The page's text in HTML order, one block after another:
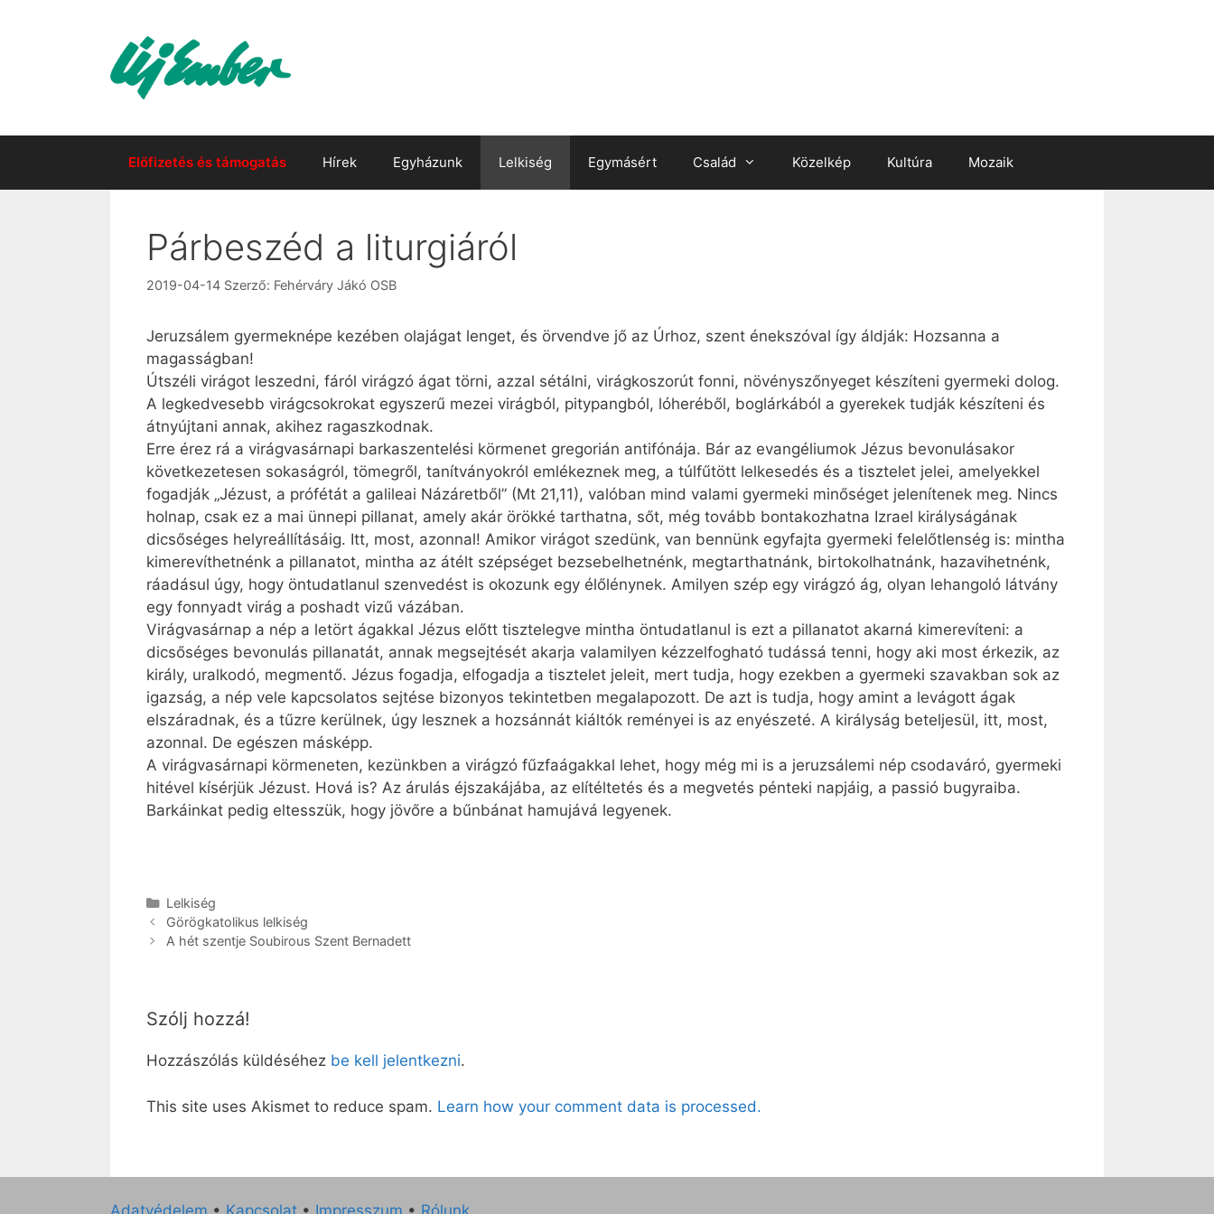
Előfizetés és támogatás Hírek Egyházunk Lelkiség Egymásért Család Közelkép Kultúra Mozaik
Párbeszéd a liturgiáról
2019-04-14 Szerző: Fehérváry Jákó OSB
Jeruzsálem gyermeknépe kezében olajágat lenget, és örvendve jő az Úrhoz, szent énekszóval így áldják: Hozsanna a
magasságban!
Útszéli virágot leszedni, fáról virágzó ágat törni, azzal sétálni, virágkoszorút fonni, növényszőnyeget készíteni gyermeki dolog.
A legkedvesebb virágcsokrokat egyszerű mezei virágból, pitypangból, lóheréből, boglárkából a gyerekek tudják készíteni és
átnyújtani annak, akihez ragaszkodnak.
Erre érez rá a virágvasárnapi barkaszentelési körmenet gregorián antifónája. Bár az evangéliumok Jézus bevonulásakor
következetesen sokaságról, tömegről, tanítványokról emlékeznek meg, a túlfűtött lelkesedés és a tisztelet jelei, amelyekkel
fogadják „Jézust, a prófétát a galileai Názáretből” (Mt 21,11), valóban mind valami gyermeki minőséget jelenítenek meg. Nincs
holnap, csak ez a mai ünnepi pillanat, amely akár örökké tarthatna, sőt, még tovább bontakozhatna Izrael királyságának
dicsőséges helyreállításáig. Itt, most, azonnal! Amikor virágot szedünk, van bennünk egyfajta gyermeki felelőtlenség is: mintha
kimerevíthetnénk a pillanatot, mintha az átélt szépséget bezsebelhetnénk, megtarthatnánk, birtokolhatnánk, hazavihetnénk,
ráadásul úgy, hogy öntudatlanul szenvedést is okozunk egy élőlénynek. Amilyen szép egy virágzó ág, olyan lehangoló látvány
egy fonnyadt virág a poshadt vizű vázában.
Virágvasárnap a nép a letört ágakkal Jézus előtt tisztelegve mintha öntudatlanul is ezt a pillanatot akarná kimerevíteni: a
dicsőséges bevonulás pillanatát, annak megsejtését akarja valamilyen kézzelfogható tudássá tenni, hogy aki most érkezik, az
király, uralkodó, megmentő. Jézus fogadja, elfogadja a tisztelet jeleit, mert tudja, hogy ezekben a gyermeki szavakban sok az
igazság, a nép vele kapcsolatos sejtése bizonyos tekintetben megalapozott. De azt is tudja, hogy amint a levágott ágak
elszáradnak, és a tűzre kerülnek, úgy lesznek a hozsánnát kiáltók reményei is az enyészeté. A királyság beteljesül, itt, most,
azonnal. De egészen másképp.
A virágvasárnapi körmeneten, kezünkben a virágzó fűzfaágakkal lehet, hogy még mi is a jeruzsálemi nép csodaváró, gyermeki
hitével kísérjük Jézust. Hová is? Az árulás éjszakájába, az elítéltetés és a megvetés pénteki napjáig, a passió bugyraiba.
Barkáinkat pedig eltesszük, hogy jövőre a bűnbánat hamujává legyenek.
Kategória
Lelkiség
Görögkatolikus lelkiség
A hét szentje Soubirous Szent Bernadett
Szólj hozzá!
Hozzászólás küldéséhez be kell jelentkezni.
This site uses Akismet to reduce spam. Learn how your comment data is processed.